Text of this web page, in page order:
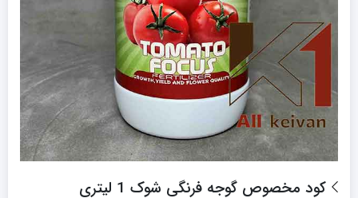
کود مخصوص گوجه فرنگی شوک 1 لیتری